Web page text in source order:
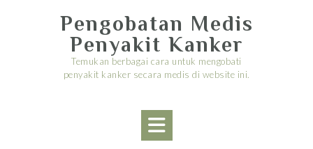
Pengobatan Medis
Penyakit Kanker
Temukan berbagai cara untuk mengobati
penyakit kanker secara medis di website ini.